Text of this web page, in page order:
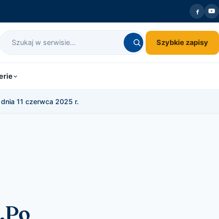
Szybkie zapisy
11 czerwca 2025 r.